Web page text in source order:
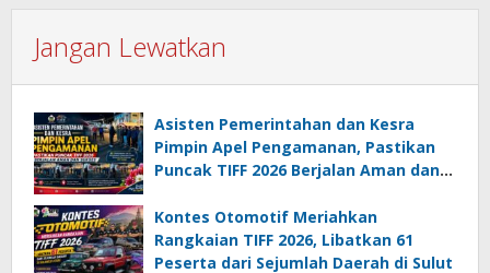
Jangan Lewatkan
Asisten Pemerintahan dan Kesra
Pimpin Apel Pengamanan, Pastikan
Puncak TIFF 2026 Berjalan Aman dan
Kontes Otomotif Meriahkan
Rangkaian TIFF 2026, Libatkan 61
Peserta dari Sejumlah Daerah di Sulut